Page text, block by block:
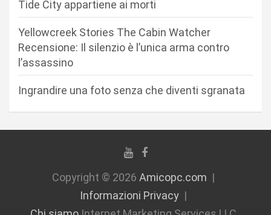
Tide City appartiene ai morti
Yellowcreek Stories The Cabin Watcher
Recensione: Il silenzio è l’unica arma contro
l’assassino
Ingrandire una foto senza che diventi sgranata
Copyright © 2026 Amicopc.com
Informazioni Privacy